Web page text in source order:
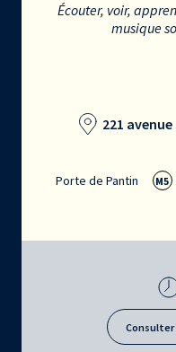
Écouter, voir,
musique
221
Porte de Pantin M5
Consulter